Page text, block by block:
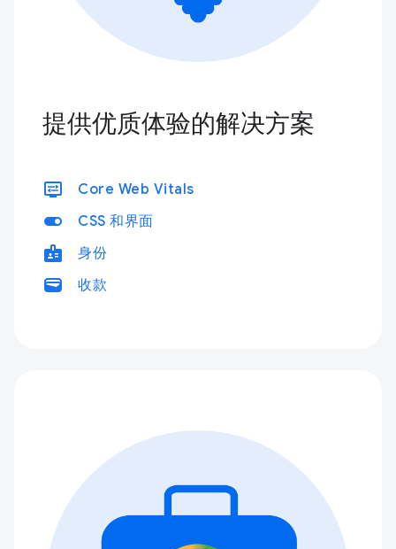
提供优质体验的解决方案
display_settings Core Web Vitals
toggle_on CSS 和界面
badge 身份
wallet 收款